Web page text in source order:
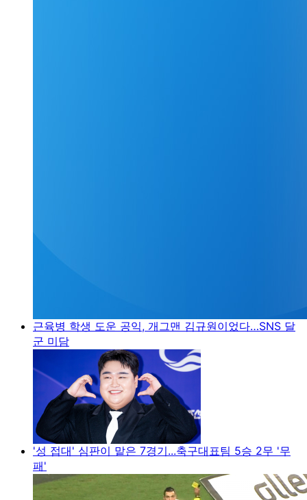
근육병 학생 도운 공익, 개그맨 김규원이었다…SNS 달
군 미담
'성 접대' 심판이 맡은 7경기...축구대표팀 5승 2무 '무
패'